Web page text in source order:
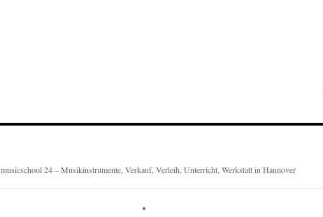
musicschool 24 – Musikinstrumente, Verkauf, Verleih, Unterricht, Werkstatt in Hannover